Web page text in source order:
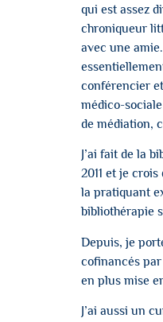
qui est assez
chroniqueur
avec une
conférencier
médico-
de médiation,
J’ai fait de la
2011 et je
la pratiquant
bibliothérapie
Depuis, je
cofinancés
en plus mise
J’ai aussi un